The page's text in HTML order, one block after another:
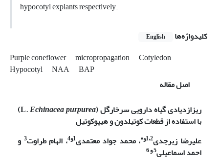
hypocotyl explants respectively.
کلیدواژه‌ها
English
Purple coneflower micropropagation
Cotyledon
Hypocotyl
NAA
BAP
اصل مقاله
ریز­ازدیادی گیاه دارویی سرخارگل(
L.Echinacea purpurea
)
با استفاده از قطعات کوتیلدون و هیپوکوتیل
علیرضا زبرجدی1،2و* ، محمد جواد معتمدی1و4 ، الهام طراوت3 و
احمد اسماعیلی5 و 6